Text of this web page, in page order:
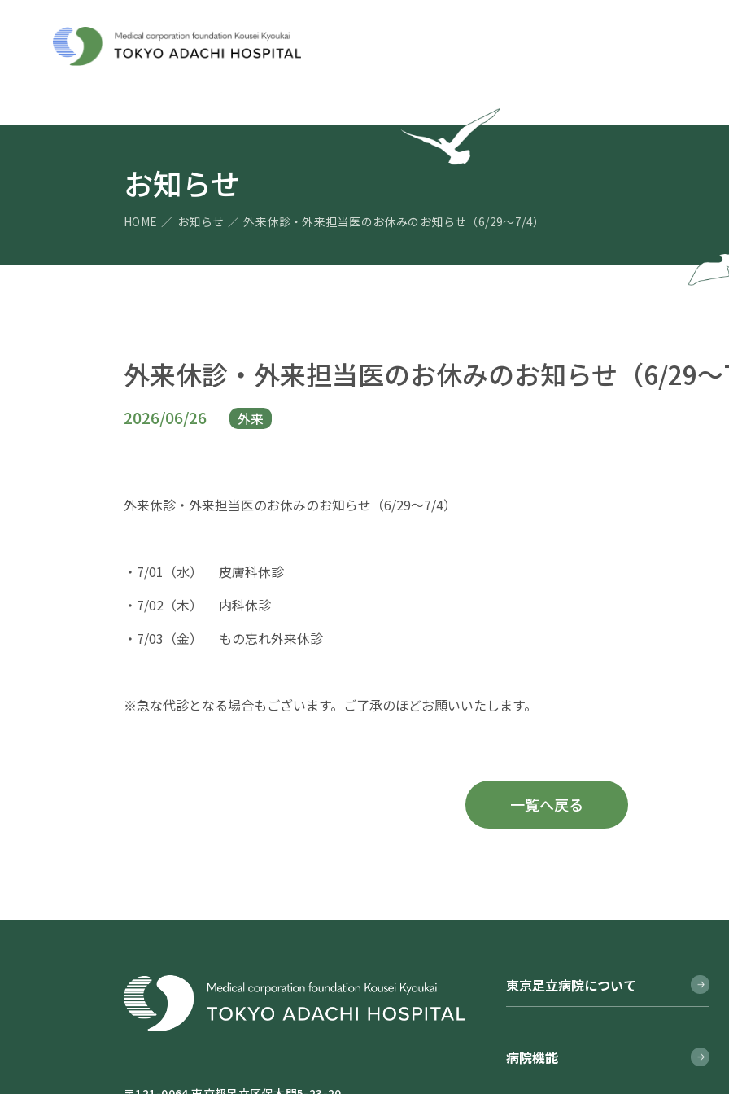
お知らせ
HOME お知らせ 外来休診・外来担当医のお休みのお知らせ（6/29～7/4）
外来休診・外来担当医のお休みのお知らせ（6/29
2026/06/26 外来
外来休診・外来担当医のお休みのお知らせ（6/29～7/4）
・ 7/01 （水） 皮膚科休診
・ 7/02 （木） 内科休診
・ 7/03 （金） もの忘れ外来休診
※急な代診となる場合もございます。ご了承のほどお願いいたします。
一覧へ戻る
東京足立病院について
病院機能